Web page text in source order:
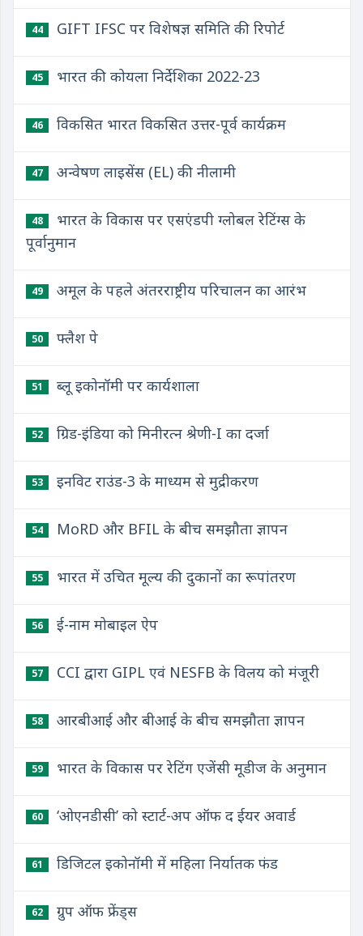
44 GIFT IFSC पर विशेषज्ञ समिति की रिपोर्ट
45 भारत की कोयला निर्देशिका 2022-23
46 विकसित भारत विकसित उत्तर-पूर्व कार्यक्रम
47 अन्वेषण लाइसेंस (EL) की नीलामी
48
भारत के विकास पर एसएंडपी ग्लोबल रेटिंग्स के
पूर्वानुमान
49 अमूल के पहले अंतरराष्ट्रीय परिचालन का आरंभ
50 फ्लैश पे
51 ब्लू इकोनॉमी पर कार्यशाला
52 ग्रिड-इंडिया को मिनीरत्न श्रेणी-I का दर्जा
53 इनविट राउंड-3 के माध्यम से मुद्रीकरण
54 MoRD और BFIL के बीच समझौता ज्ञापन
55 भारत में उचित मूल्य की दुकानों का रूपांतरण
56 ई-नाम मोबाइल ऐप
57 CCI द्वारा GIPL एवं NESFB के विलय को मंजूरी
58 आरबीआई और बीआई के बीच समझौता ज्ञापन
59 भारत के विकास पर रेटिंग एजेंसी मूडीज के अनुमान
60 ‘ओएनडीसी’ को स्टार्ट-अप ऑफ द ईयर अवार्ड
61 डिजिटल इकोनॉमी में महिला निर्यातक फंड
62 ग्रुप ऑफ फ्रेंड्स